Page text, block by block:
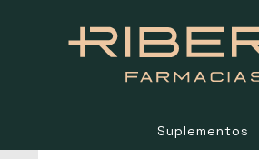
Suplementos